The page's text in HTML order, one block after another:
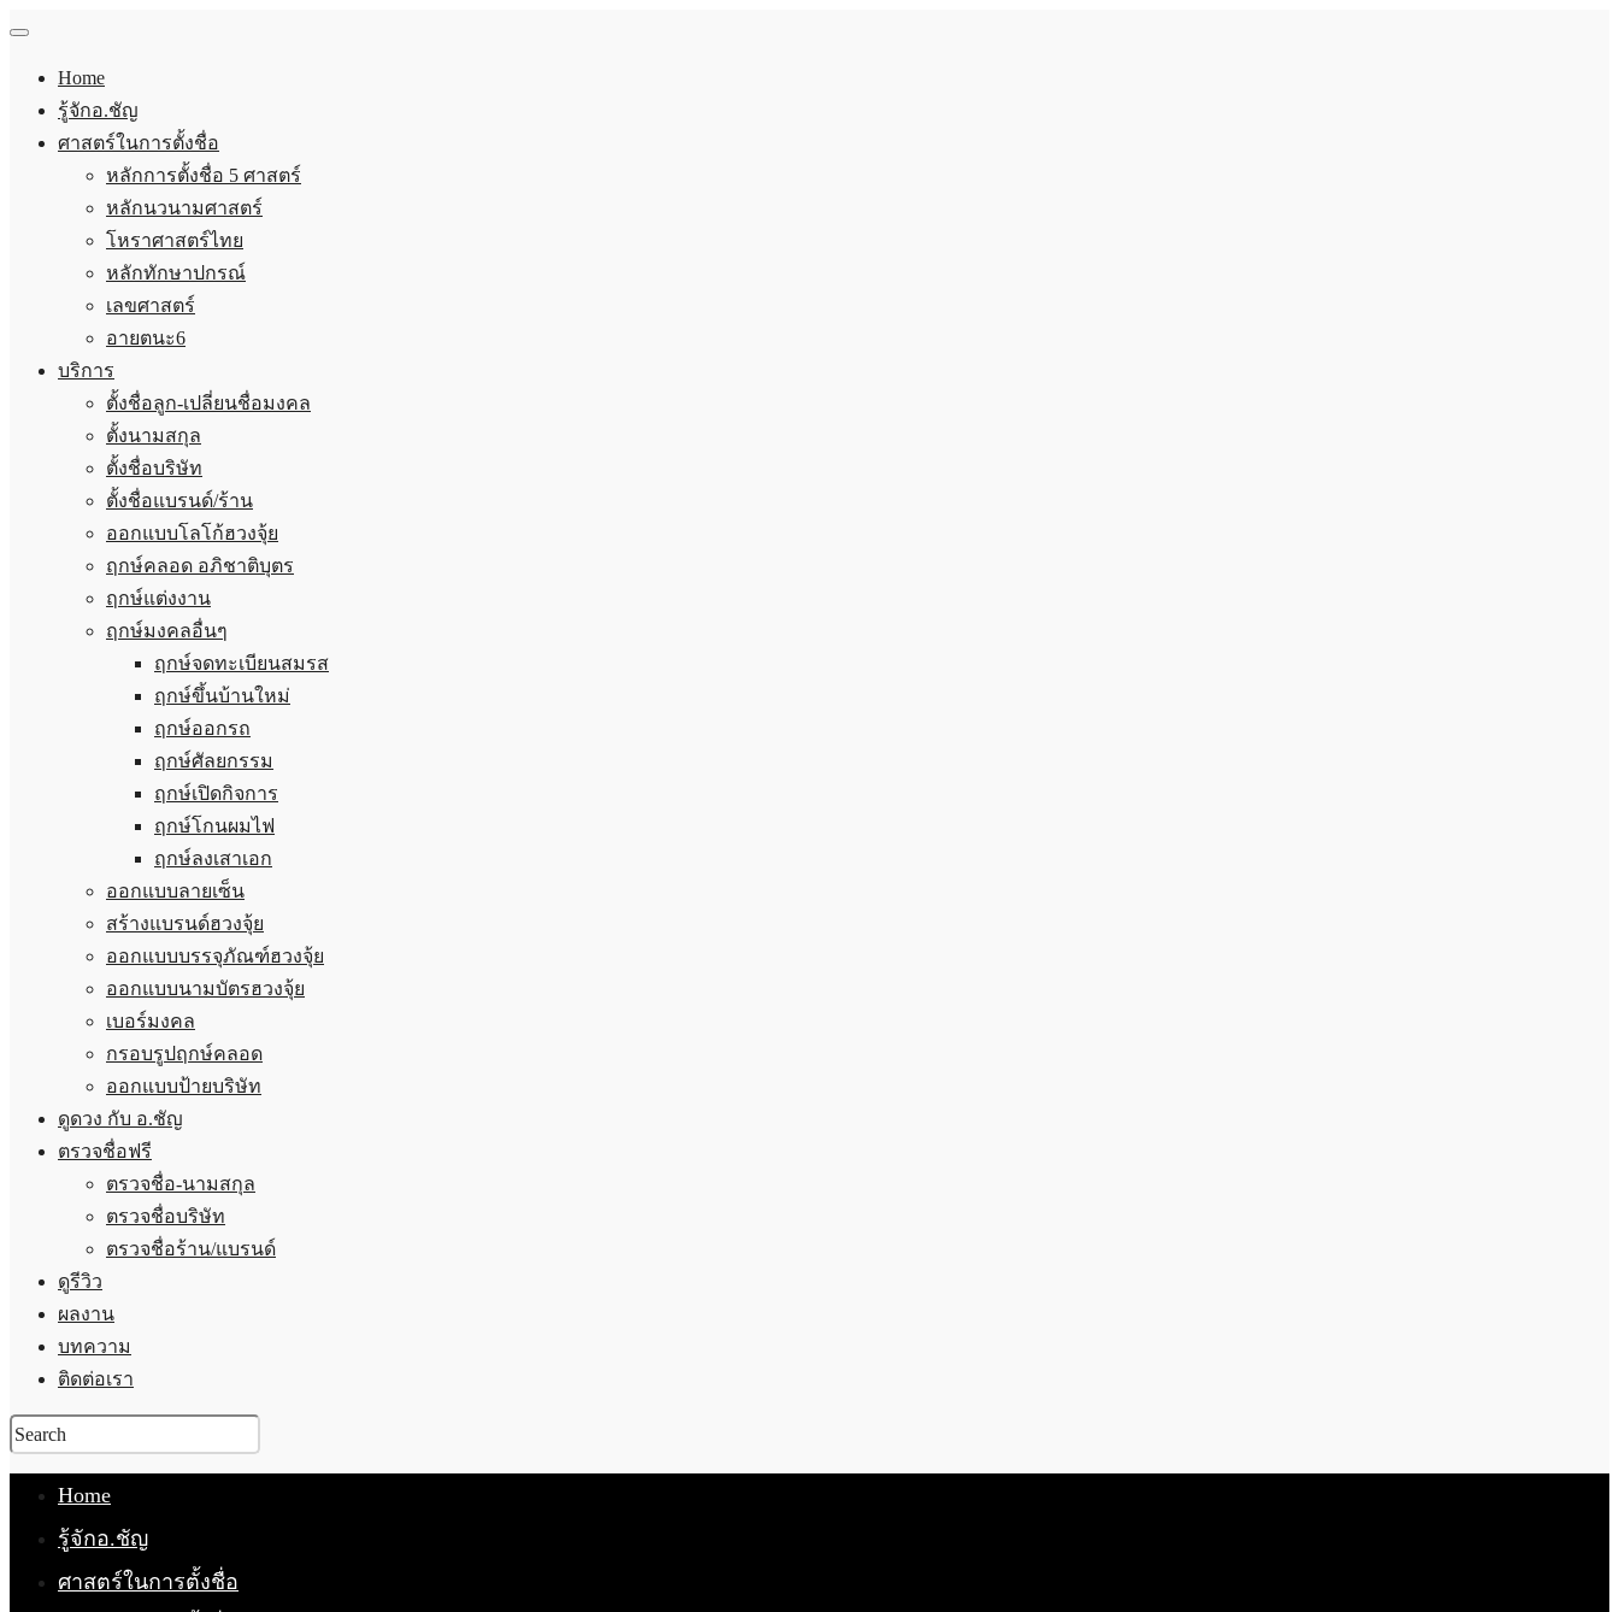
Home
รู้จักอ.ชัญ
ศาสตร์ในการตั้งชื่อ
หลักการตั้งชื่อ 5 ศาสตร์
หลักนวนามศาสตร์
โหราศาสตร์ไทย
หลักทักษาปกรณ์
เลขศาสตร์
อายตนะ6
บริการ
ตั้งชื่อลูก-เปลี่ยนชื่อมงคล
ตั้งนามสกุล
ตั้งชื่อบริษัท
ตั้งชื่อแบรนด์/ร้าน
ออกแบบโลโก้ฮวงจุ้ย
ฤกษ์คลอด อภิชาติบุตร
ฤกษ์แต่งงาน
ฤกษ์มงคลอื่นๆ
ฤกษ์จดทะเบียนสมรส
ฤกษ์ขึ้นบ้านใหม่
ฤกษ์ออกรถ
ฤกษ์ศัลยกรรม
ฤกษ์เปิดกิจการ
ฤกษ์โกนผมไฟ
ฤกษ์ลงเสาเอก
ออกแบบลายเซ็น
สร้างแบรนด์ฮวงจุ้ย
ออกแบบบรรจุภัณฑ์ฮวงจุ้ย
ออกแบบนามบัตรฮวงจุ้ย
เบอร์มงคล
กรอบรูปฤกษ์คลอด
ออกแบบป้ายบริษัท
ดูดวง กับ อ.ชัญ
ตรวจชื่อฟรี
ตรวจชื่อ-นามสกุล
ตรวจชื่อบริษัท
ตรวจชื่อร้าน/แบรนด์
ดูรีวิว
ผลงาน
บทความ
ติดต่อเรา
Home
รู้จักอ.ชัญ
ศาสตร์ในการตั้งชื่อ